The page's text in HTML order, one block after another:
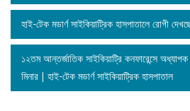
হাই-টেক মডার্ণ সাইকিয়াট্রিক হাসপাতালে রোগী
১২তম আন্তর্জাতিক সাইকিয়াট্রি কনফারেন্সে
মিনার | হাই-টেক মডার্ণ সাইকিয়াট্রিক হাসপাতাল